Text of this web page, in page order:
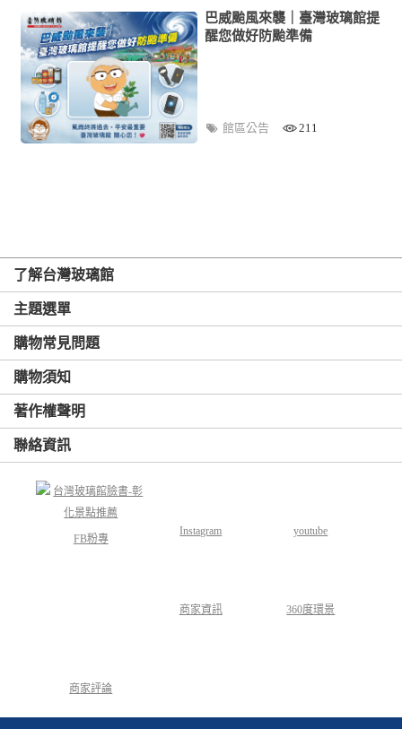
巴威颱風來襲｜臺灣玻璃館提
醒您做好防颱準備
館區公告 211
了解台灣玻璃館
主題選單
購物常見問題
購物須知
著作權聲明
聯絡資訊
FB粉專
Instagram youtube
商家資訊 360度環景
商家評論